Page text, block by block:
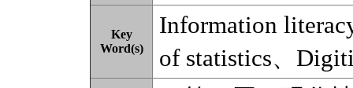
Key
Word(s)
Information
of statistics、